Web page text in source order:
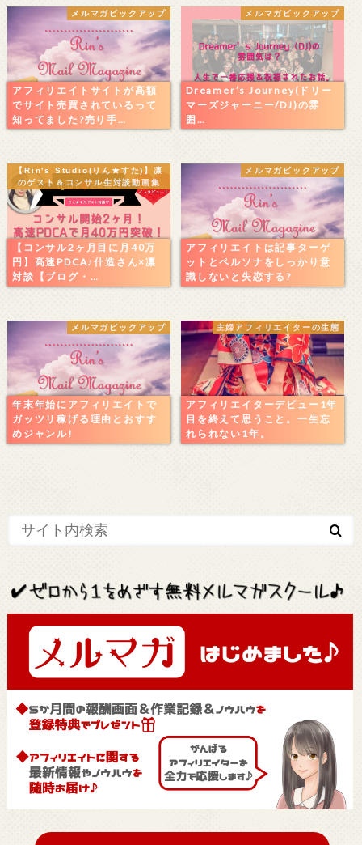
メルマガピックアップ
アフィリエイトサイトが高額
でサイト売買されているって
知ってました?売り手…
メルマガピックアップ
Dreamer’s Journey(ドリー
マーズジャーニー/DJ)の雰
囲…
【Rin's Studio(りん★すた)】凛
のゲスト＆コンサル生対談動画集
【コンサル2ヶ月目に月40万
円】高速PDCA♪什造さん×凛
対談【ブログ・…
メルマガピックアップ
アフィリエイトは記事ターゲ
ットとペルソナをしっかり意
識しないと失恋する?
メルマガピックアップ
年末年始にアフィリエイトで
ガッツリ稼げる理由とおすす
めジャンル!
主婦アフィリエイターの生態
アフィリエイターデビュー1年
目を終えて思うこと。一生忘
れられない1年。